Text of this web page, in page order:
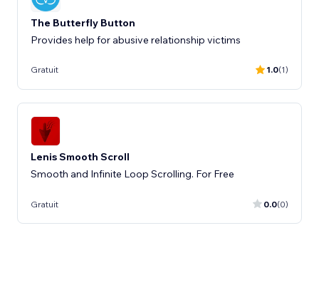
The Butterfly Button
Provides help for abusive relationship victims
Gratuit 1.0(1)
Lenis Smooth Scroll
Smooth and Infinite Loop Scrolling. For Free
Gratuit 0.0(0)